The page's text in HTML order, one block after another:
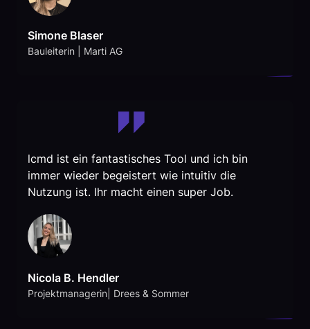
Simone Blaser
Bauleiterin | Marti AG
lcmd ist ein fantastisches Tool und ich bin
immer wieder begeistert wie intuitiv die
Nutzung ist. Ihr macht einen super Job.
Nicola B. Hendler
Projektmanagerin| Drees & Sommer